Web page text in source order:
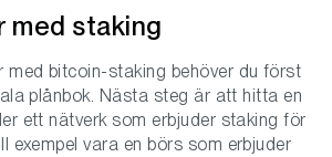
med staking
med bitcoin-staking behöver du först
plånbok. Nästa steg är att hitta en
ett nätverk som erbjuder staking för
exempel vara en börs som erbjuder